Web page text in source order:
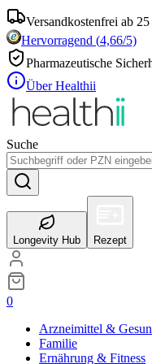
Versandkostenfrei ab
Hervorragend (4,66/5)
Pharmazeutische
Über Healthii
Suche
Longevity Hub Rezept
0
Arzneimittel &
Familie
Ernährung & Fitness